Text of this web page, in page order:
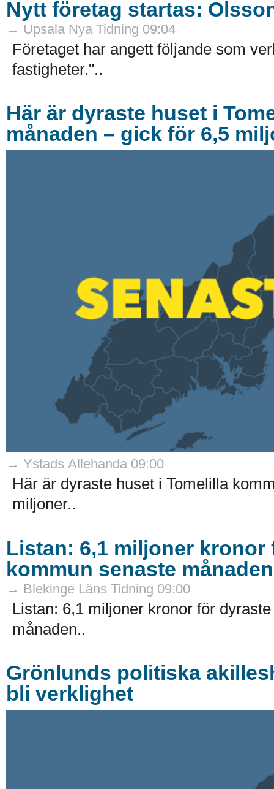
Nytt företag startas:
→ Upsala Nya Tidning 09:04
Företaget har angett följande som
fastigheter."..
Här är dyraste huset i
månaden – gick för 6,5
→ Ystads Allehanda 09:00
Här är dyraste huset i Tomelilla
miljoner..
Listan: 6,1 miljoner
kommun senaste månaden
→ Blekinge Läns Tidning 09:00
Listan: 6,1 miljoner kronor för
månaden..
Grönlunds politiska
bli verklighet